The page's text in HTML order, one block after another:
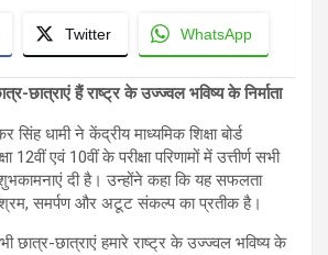
Twitter WhatsApp
छात्राएं हैं राष्ट्र के उज्ज्वल भविष्य के निर्माता
सिंह धामी ने केंद्रीय माध्यमिक शिक्षा बोर्ड
12वीं एवं 10वीं के परीक्षा परिणामों में उत्तीर्ण सभी
शुभकामनाएं दी है। उन्होंने कहा कि यह सफलता
समर्पण और अटूट संकल्प का प्रतीक है।
छात्र-छात्राएं हमारे राष्ट्र के उज्ज्वल भविष्य के